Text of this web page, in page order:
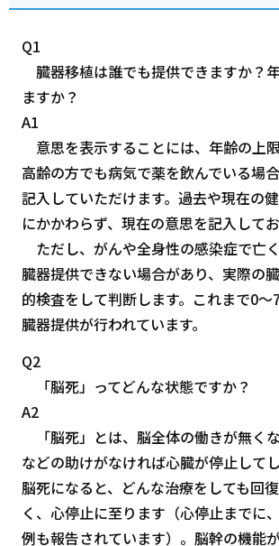
Q1
臓器移植は誰でも提供できますか？
ますか？
A1
意思を表示することには、年齢の上
高齢の方でも病気で薬を飲んでいる場
記入していただけます。過去や現在の
にかかわらず、現在の意思を記入して
ただし、がんや全身性の感染症で亡
臓器提供できない場合があり、実際の
的検査をして判断します。これまで0～
臓器提供が行われています。
Q2
「脳死」ってどんな状態ですか？
A2
「脳死」とは、脳全体の働きが無く
などの助けがなければ心臓が停止して
脳死になると、どんな治療をしても回
く、心停止に至ります（心停止までに
例も報告されています）。脳幹の機能